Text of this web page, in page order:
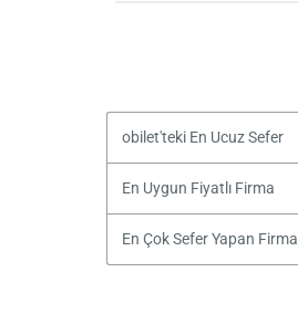
obilet'teki En Ucuz Sefer
En Uygun Fiyatlı Firma
En Çok Sefer Yapan Firma